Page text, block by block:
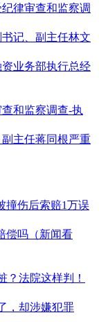
律审查和监察调
记、副主任林文
业务部执行总经
和监察调查-执
主任蒋同根严重
撞伤后索赔1万误
偿吗（新闻看
？法院这样判！
，却涉嫌犯罪